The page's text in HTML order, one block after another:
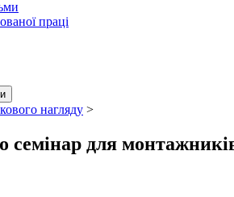
праці
нагляду >
семінар для